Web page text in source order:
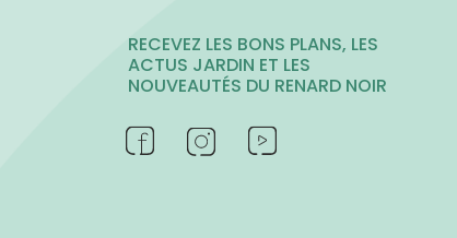
RECEVEZ LES BONS PLANS, LES
ACTUS JARDIN ET LES
NOUVEAUTÉS DU RENARD NOIR